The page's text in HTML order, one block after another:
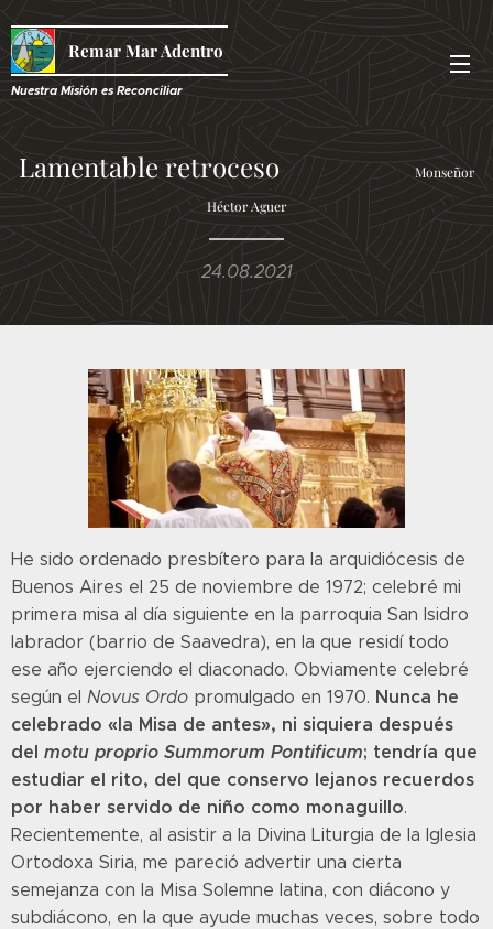
Remar Mar Adentro
Nuestra Misión es Reconciliar
Lamentable retroceso
Monseñor
Héctor Aguer
24.08.2021
He sido ordenado presbítero para la arquidiócesis de
Buenos Aires el 25 de noviembre de 1972; celebré mi
primera misa al día siguiente en la parroquia San Isidro
labrador (barrio de Saavedra), en la que residí todo
ese año ejerciendo el diaconado. Obviamente celebré
según el Novus Ordo promulgado en 1970. Nunca he
celebrado «la Misa de antes», ni siquiera después
del motu proprio Summorum Pontificum; tendría que
estudiar el rito, del que conservo lejanos recuerdos
por haber servido de niño como monaguillo.
Recientemente, al asistir a la Divina Liturgia de la Iglesia
Ortodoxa Siria, me pareció advertir una cierta
semejanza con la Misa Solemne latina, con diácono y
subdiácono, en la que ayude muchas veces, sobre todo